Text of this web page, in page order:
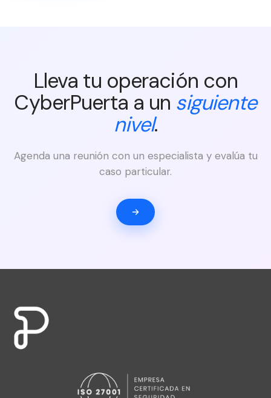
Lleva tu operación con
CyberPuerta a un siguiente
nivel.
Agenda una reunión con un especialista y evalúa tu
caso particular.